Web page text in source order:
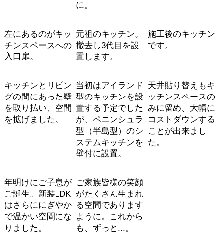
に。
左にあるのがキッ
チンスペースへの
入口扉。
元祖のキッチン。
撤去し3代目を設
置します。
施工後のキッチン
です。
キッチンとリビン
グの間にあった壁
を取り払い、空間
を拡げました。
当初はアイランド
型のキッチンを設
置する予定でした
が、ペニンシュラ
型（半島型）のシ
ステムキッチンを
壁付に設置。
天井貼り替えもキ
ッチンスペースの
みに留め、大幅に
コストダウンする
ことが出来まし
た。
年明けにご子息が
ご誕生。新装LDK
はさらににぎやか
で温かい空間にな
りました。
ご家族皆様の笑顔
がたくさん生まれ
る空間であります
ように。これから
も、ずっと...。